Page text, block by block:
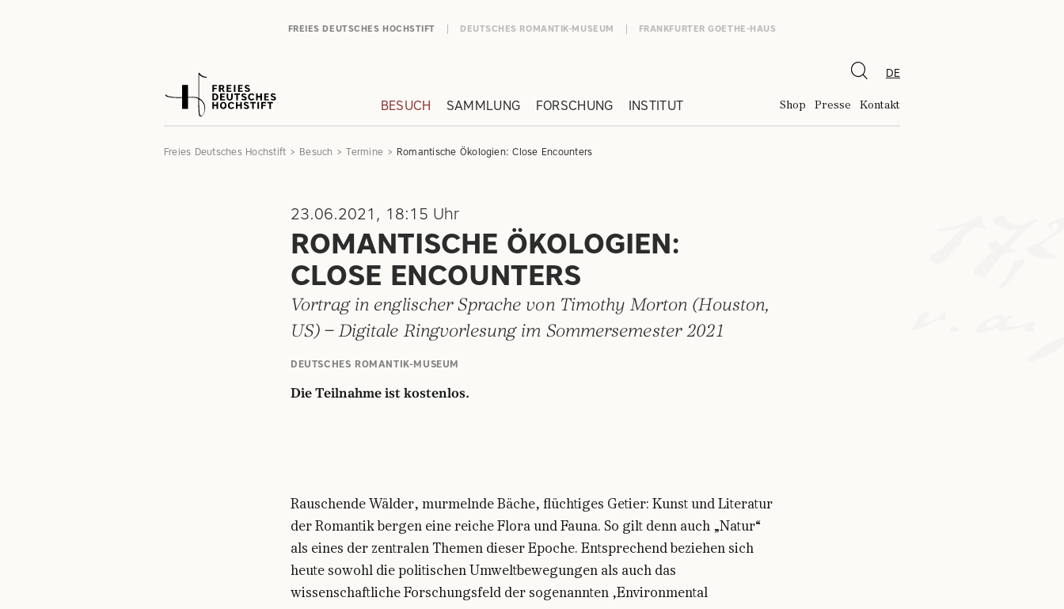
DE
BESUCH SAMMLUNG FORSCHUNG INSTITUT Shop Presse Kontakt
FREIES DEUTSCHES HOCHSTIFT DEUTSCHES ROMANTIK-MUSEUM FRANKFURTER GOETHE-HAUS
Freies Deutsches Hochstift Besuch Termine Romantische Ökologien: Close Encounters
23.06.2021, 18:15 Uhr
ROMANTISCHE ÖKOLOGIEN:
CLOSE ENCOUNTERS
Vortrag in englischer Sprache von Timothy Morton (Houston,
US) – Digitale Ringvorlesung im Sommersemester 2021
DEUTSCHES ROMANTIK-MUSEUM
Die Teilnahme ist kostenlos.
Rauschende Wälder, murmelnde Bäche, flüchtiges Getier: Kunst und Literatur
der Romantik bergen eine reiche Flora und Fauna. So gilt denn auch „Natur“
als eines der zentralen Themen dieser Epoche. Entsprechend beziehen sich
heute sowohl die politischen Umweltbewegungen als auch das
wissenschaftliche Forschungsfeld der sogenannten ‚Environmental